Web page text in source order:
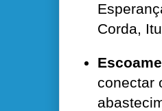
Corda,
conectar